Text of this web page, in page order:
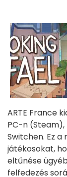
ARTE France
PC-n (Steam),
Switchen. Ez
játékosokat,
eltűnése
felfedezés